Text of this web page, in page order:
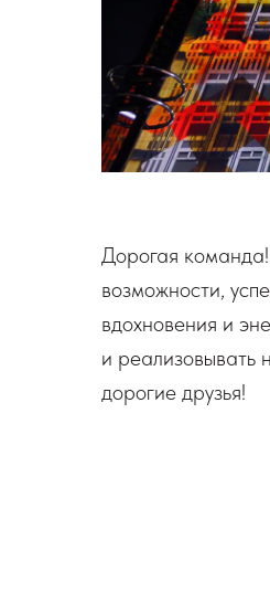
Дорогая
возможности,
вдохновения и
и реализовывать
дорогие друзья!